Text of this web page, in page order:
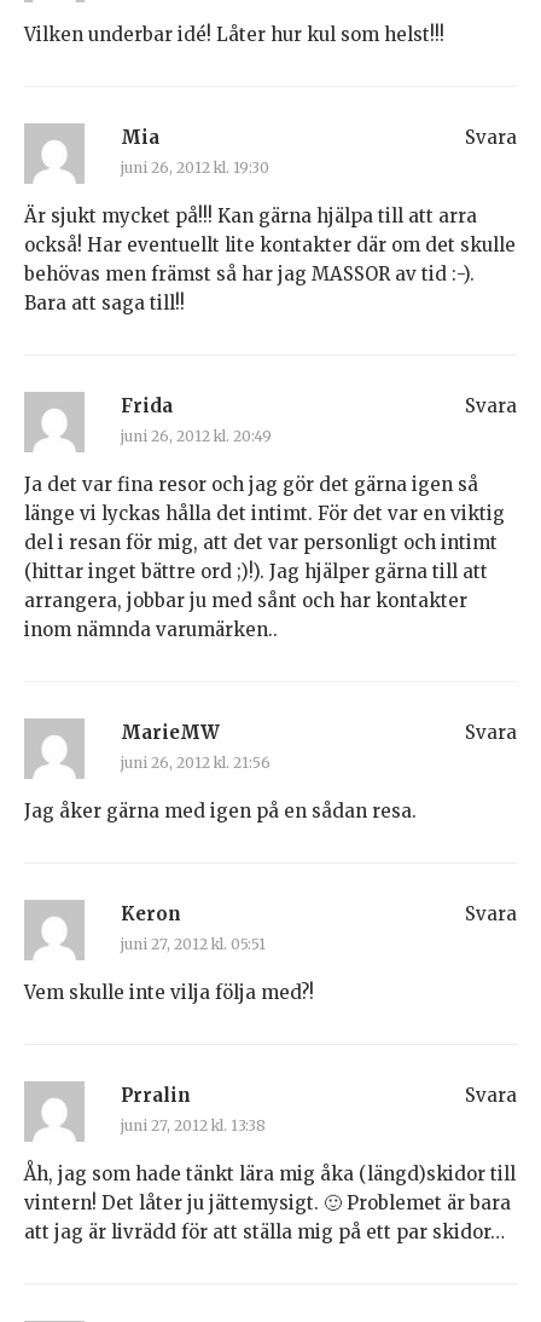
Vilken underbar idé! Låter hur kul som helst!!!
Mia
juni 26, 2012 kl. 19:30
Är sjukt mycket på!!! Kan gärna hjälpa till att arra
också! Har eventuellt lite kontakter där om det skulle
behövas men främst så har jag MASSOR av tid :-).
Bara att saga till!!
Svara
Frida
juni 26, 2012 kl. 20:49
Ja det var fina resor och jag gör det gärna igen så
länge vi lyckas hålla det intimt. För det var en viktig
del i resan för mig, att det var personligt och intimt
(hittar inget bättre ord ;)!). Jag hjälper gärna till att
arrangera, jobbar ju med sånt och har kontakter
inom nämnda varumärken..
Svara
MarieMW
juni 26, 2012 kl. 21:56
Jag åker gärna med igen på en sådan resa.
Svara
Keron
juni 27, 2012 kl. 05:51
Vem skulle inte vilja följa med?!
Svara
Prralin
juni 27, 2012 kl. 13:38
Åh, jag som hade tänkt lära mig åka (längd)skidor till
vintern! Det låter ju jättemysigt. 🙂 Problemet är bara
att jag är livrädd för att ställa mig på ett par skidor…
Svara